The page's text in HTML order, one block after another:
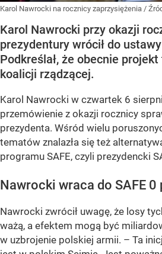
Karol Nawrocki na rocznicy zaprzysiężenia /
Karol Nawrocki przy okazji
prezydentury wrócił do
Podkreślał, że obecnie
koalicji rządzącej.
Karol Nawrocki w czwartek 6
przemówienie z okazji rocznicy
prezydenta. Wśród wielu
tematów znalazła się też
programu SAFE, czyli prezydencki
Nawrocki wraca do SAFE 0
Nawrocki zwrócił uwagę, że losy
ważą, a efektem mogą być
w uzbrojenie polskiej armii. – Ta